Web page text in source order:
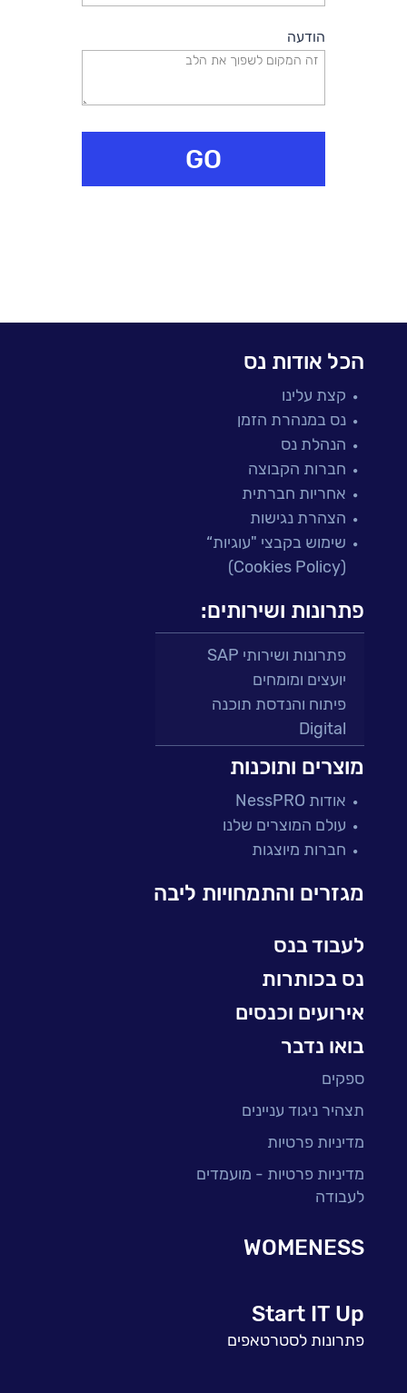
הודעה
GO
הכל אודות נס
קצת עלינו
נס במנהרת הזמן
הנהלת נס
חברות הקבוצה
אחריות חברתית
הצהרת נגישות
שימוש בקבצי "עוגיות“
(Cookies Policy)
פתרונות ושירותים:
פתרונות ושירותי SAP
יועצים ומומחים
פיתוח והנדסת תוכנה
Digital
פתרונות למגזר הפיננסי
מיקור חוץ ושירותים מנוהלים
בדיקות והבטחת איכות
עולמות הענן
עולמות הסייבר
BI, Analytics & Big-Data
מוצרים ותוכנות
אודות NessPRO
עולם המוצרים שלנו
חברות מיוצגות
מגזרים והתמחויות ליבה
לעבוד בנס
נס בכותרות
אירועים וכנסים
בואו נדבר
ספקים
תצהיר ניגוד עניינים
מדיניות פרטיות
מדיניות פרטיות - מועמדים
לעבודה
WOMENESS
Start IT Up
פתרונות לסטרטאפים